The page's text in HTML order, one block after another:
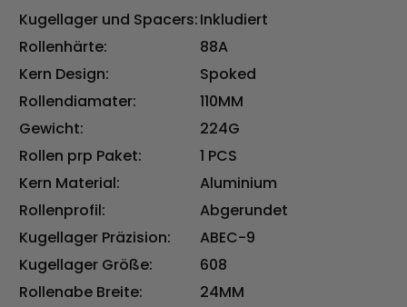
Kugellager und Spacers:Inkludiert
Rollenhärte:
88A
Kern Design:
Spoked
Rollendiamater:
110MM
Gewicht:
224G
Rollen prp Paket:
1 PCS
Kern Material:
Aluminium
Rollenprofil:
Abgerundet
Kugellager Präzision:
ABEC-9
Kugellager Größe:
608
Rollenabe Breite:
24MM